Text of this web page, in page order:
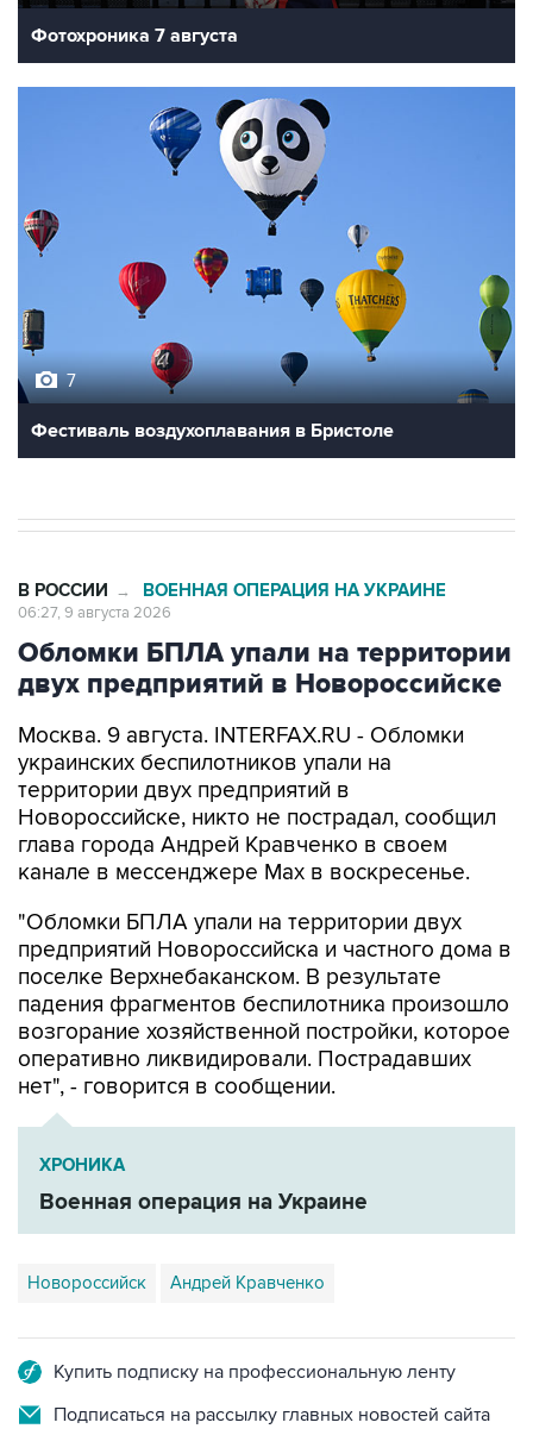
Фотохроника 7 августа
7
Фестиваль воздухоплавания в Бристоле
В РОССИИ → ВОЕННАЯ ОПЕРАЦИЯ НА УКРАИНЕ
06:27, 9 августа 2026
Обломки БПЛА упали на территории
двух предприятий в Новороссийске
Москва. 9 августа. INTERFAX.RU - Обломки
украинских беспилотников упали на
территории двух предприятий в
Новороссийске, никто не пострадал, сообщил
глава города Андрей Кравченко в своем
канале в мессенджере Max в воскресенье.
"Обломки БПЛА упали на территории двух
предприятий Новороссийска и частного дома в
поселке Верхнебаканском. В результате
падения фрагментов беспилотника произошло
возгорание хозяйственной постройки, которое
оперативно ликвидировали. Пострадавших
нет", - говорится в сообщении.
ХРОНИКА
Военная операция на Украине
Новороссийск Андрей Кравченко
Купить подписку на профессиональную ленту
Подписаться на рассылку главных новостей сайта